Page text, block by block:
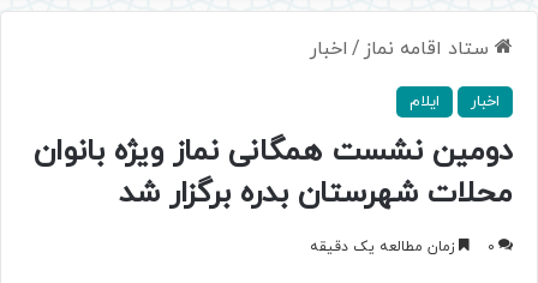
ستاد اقامه نماز / اخبار
اخبار ایلام
دومین نشست همگانی نماز ویژه بانوان
محلات شهرستان بدره برگزار شد
0 زمان مطالعه یک دقیقه